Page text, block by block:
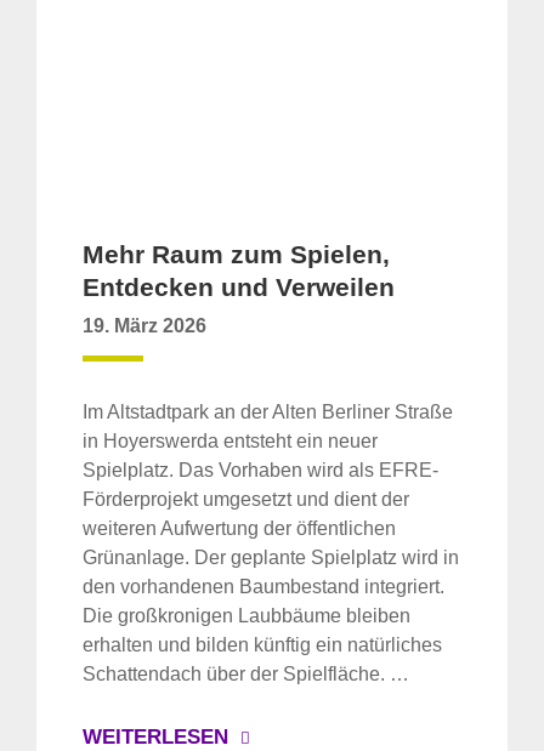
Mehr Raum zum Spielen,
Entdecken und Verweilen
19. März 2026
Im Altstadtpark an der Alten Berliner Straße
in Hoyerswerda entsteht ein neuer
Spielplatz. Das Vorhaben wird als EFRE-
Förderprojekt umgesetzt und dient der
weiteren Aufwertung der öffentlichen
Grünanlage. Der geplante Spielplatz wird in
den vorhandenen Baumbestand integriert.
Die großkronigen Laubbäume bleiben
erhalten und bilden künftig ein natürliches
Schattendach über der Spielfläche. …
WEITERLESEN